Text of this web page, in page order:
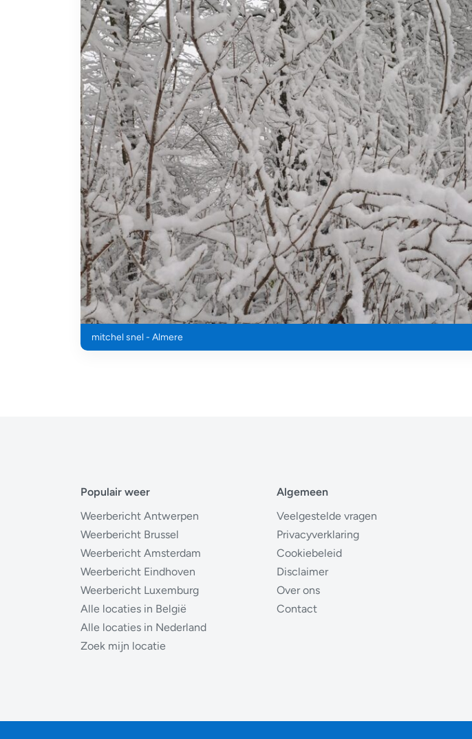
mitchel snel - Almere
Populair weer
Weerbericht Antwerpen
Weerbericht Brussel
Weerbericht Amsterdam
Weerbericht Eindhoven
Weerbericht Luxemburg
Alle locaties in België
Alle locaties in Nederland
Zoek mijn locatie
Algemeen
Veelgestelde vragen
Privacyverklaring
Cookiebeleid
Disclaimer
Over ons
Contact